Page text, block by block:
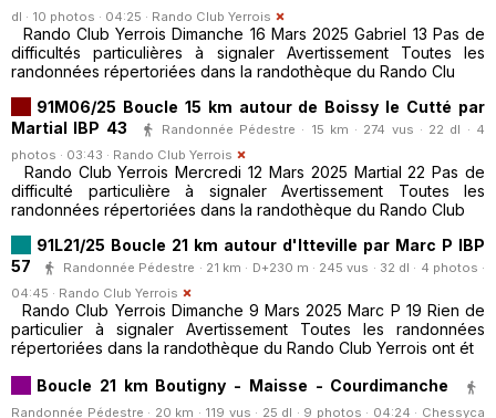
dl · 10 photos · 04:25 · Rando Club Yerrois
Rando Club Yerrois Dimanche 16 Mars 2025 Gabriel 13 Pas de
difficultés particulières à signaler Avertissement Toutes les
randonnées répertoriées dans la randothèque du Rando Clu
91M06/25 Boucle 15 km autour de Boissy le Cutté par
Martial IBP 43
Randonnée Pédestre · 15 km · 274 vus · 22 dl · 4
photos · 03:43 · Rando Club Yerrois
Rando Club Yerrois Mercredi 12 Mars 2025 Martial 22 Pas de
difficulté particulière à signaler Avertissement Toutes les
randonnées répertoriées dans la randothèque du Rando Club
91L21/25 Boucle 21 km autour d'Itteville par Marc P IBP
57
Randonnée Pédestre · 21 km · D+230 m · 245 vus · 32 dl · 4 photos ·
04:45 · Rando Club Yerrois
Rando Club Yerrois Dimanche 9 Mars 2025 Marc P 19 Rien de
particulier à signaler Avertissement Toutes les randonnées
répertoriées dans la randothèque du Rando Club Yerrois ont ét
Boucle 21 km Boutigny - Maisse - Courdimanche
Randonnée Pédestre · 20 km · 119 vus · 25 dl · 9 photos · 04:24 · Chessyca